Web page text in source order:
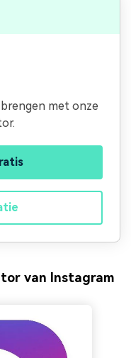
met onze
van Instagram